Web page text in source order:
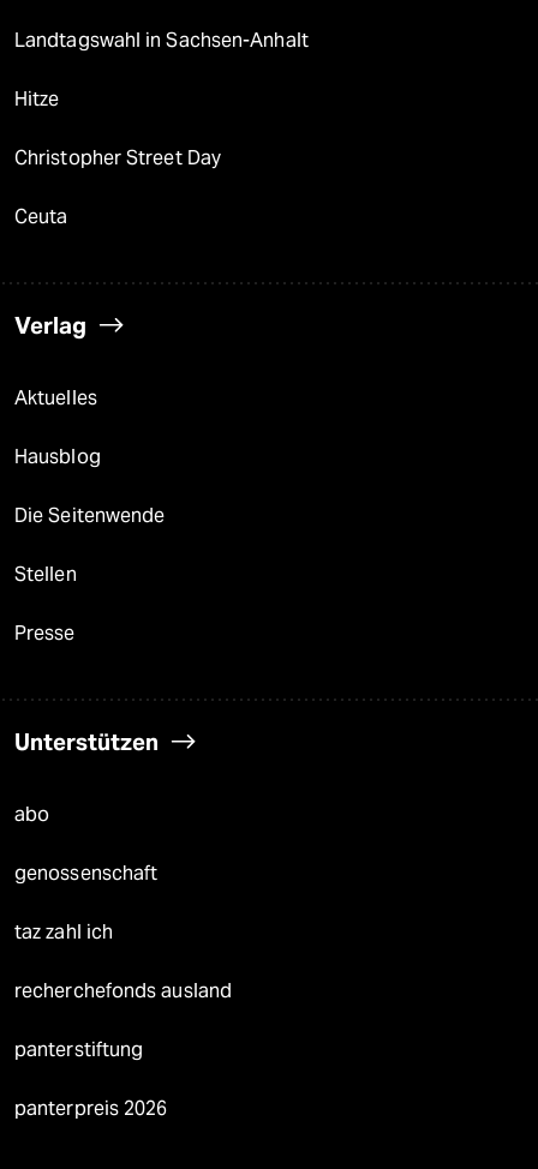
Landtagswahl in Sachsen-Anhalt
Hitze
Christopher Street Day
Ceuta
Verlag
Aktuelles
Hausblog
Die Seitenwende
Stellen
Presse
Unterstützen
abo
genossenschaft
taz zahl ich
recherchefonds ausland
panterstiftung
panterpreis 2026